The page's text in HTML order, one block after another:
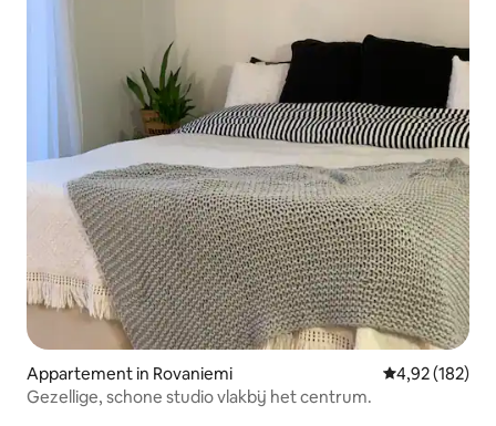
Appartement in Rovaniemi Gemiddelde
4,92 (182)
Gezellige, schone studio vlakbij het centrum.